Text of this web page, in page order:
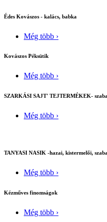
Édes Kovászos - kalács, babka
Még több ›
Kovászos Péksütik
Még több ›
SZARKÁSI SAJT' TEJTERMÉKEK-
Még több ›
TANYASI NASIK -hazai, kistermelői,
Még több ›
Kézműves finomságok
Még több ›